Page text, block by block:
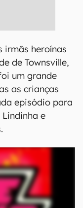
irmãs heroínas
de Townsville,
um grande
as crianças
episódio para
e